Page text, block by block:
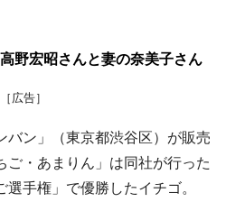
野宏昭さんと妻の奈美子さん
［広告］
バン」（東京都渋谷区）が販売
ご・あまりん」は同社が行った
選手権」で優勝したイチゴ。